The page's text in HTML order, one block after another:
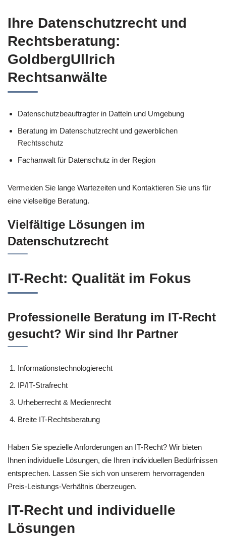
Ihre Datenschutzrecht und
Rechtsberatung:
GoldbergUllrich
Rechtsanwälte
Datenschutzbeauftragter in Datteln und Umgebung
Beratung im Datenschutzrecht und gewerblichen
Rechtsschutz
Fachanwalt für Datenschutz in der Region
Vermeiden Sie lange Wartezeiten und Kontaktieren Sie uns für
eine vielseitige Beratung.
Vielfältige Lösungen im
Datenschutzrecht
IT-Recht: Qualität im Fokus
Professionelle Beratung im IT-Recht
gesucht? Wir sind Ihr Partner
Informationstechnologierecht
IP/IT-Strafrecht
Urheberrecht & Medienrecht
Breite IT-Rechtsberatung
Haben Sie spezielle Anforderungen an IT-Recht? Wir bieten
Ihnen individuelle Lösungen, die Ihren individuellen Bedürfnissen
entsprechen. Lassen Sie sich von unserem hervorragenden
Preis-Leistungs-Verhältnis überzeugen.
IT-Recht und individuelle
Lösungen